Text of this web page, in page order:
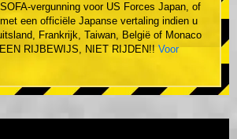
vergunning voor US Forces Japan, of
een officiële Japanse vertaling indien u
Frankrijk, Taiwan, België of Monaco
RIJBEWIJS, NIET RIJDEN!! Voor